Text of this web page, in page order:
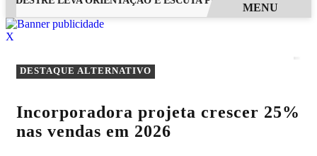
MENU
X
DESTAQUE ALTERNATIVO
Incorporadora projeta crescer 25%
nas vendas em 2026